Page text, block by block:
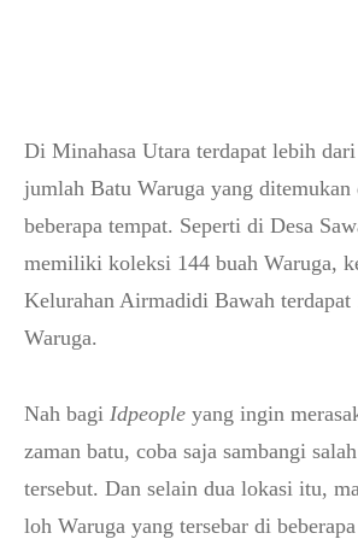
Di Minahasa Utara terdapat lebih
jumlah Batu Waruga yang ditemukan
beberapa tempat. Seperti di Desa
memiliki koleksi 144 buah Waruga,
Kelurahan Airmadidi Bawah terdapat
Waruga.
Nah bagi Idpeople yang ingin
zaman batu, coba saja sambangi
tersebut. Dan selain dua lokasi itu,
loh Waruga yang tersebar di